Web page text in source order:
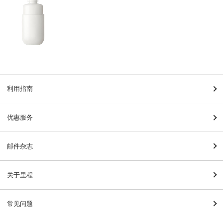
利用指南
优惠服务
邮件杂志
关于里程
常见问题